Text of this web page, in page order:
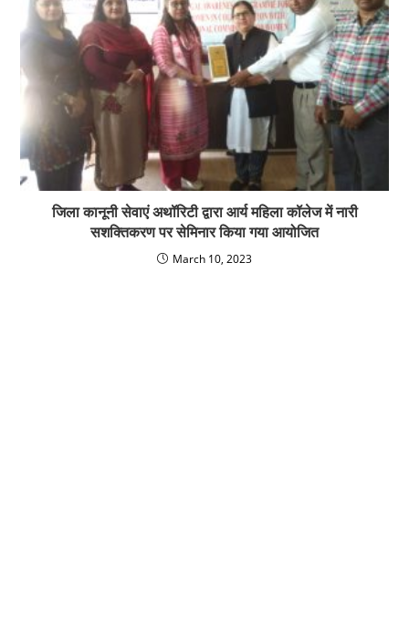
जिला कानूनी सेवाएं अथॉरिटी द्वारा आर्य महिला कॉलेज में नारी
सशक्तिकरण पर सेमिनार किया गया आयोजित
March 10, 2023